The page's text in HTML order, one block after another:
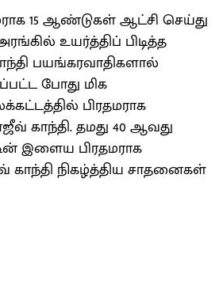
15 ஆண்டுகள் ஆட்சி செய்து
உயர்த்திப் பிடித்த
பயங்கரவாதிகளால்
போது மிக
பிரதமராக
காந்தி. தமது 40 ஆவது
இளைய பிரதமராக
காந்தி நிகழ்த்திய சாதனைகள்